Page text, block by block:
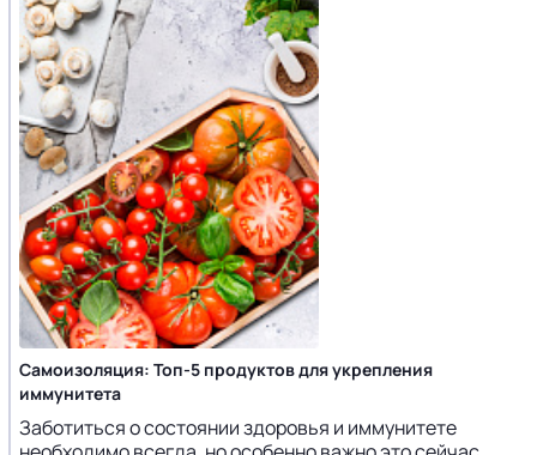
Самоизоляция: Топ-5 продуктов для укрепления
иммунитета
Заботиться о состоянии здоровья и иммунитете